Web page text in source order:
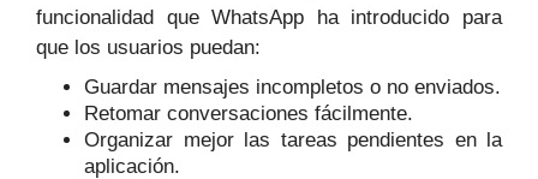
funcionalidad que WhatsApp ha introducido para
que los usuarios puedan:
Guardar mensajes incompletos o no enviados.
Retomar conversaciones fácilmente.
Organizar mejor las tareas pendientes en la
aplicación.